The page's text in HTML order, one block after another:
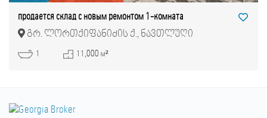
продается склад с новым ремонтом 1-комната
გრ. ლორთქიფანიძის ქ., ნავთლუღი
1 11,000 м²